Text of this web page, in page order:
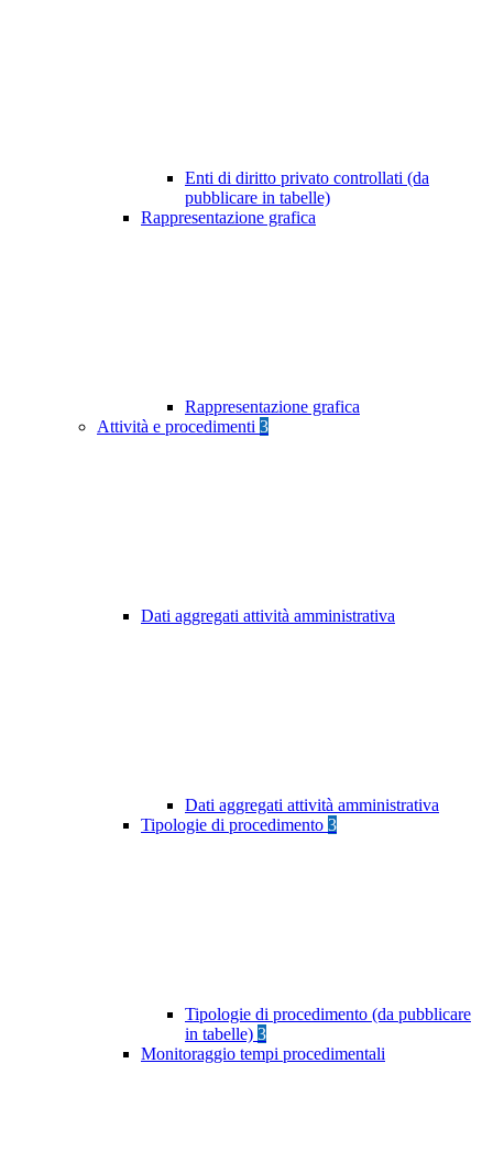
Enti di diritto privato controllati (da
pubblicare in tabelle)
Rappresentazione grafica
Rappresentazione grafica
Attività e procedimenti 3
Dati aggregati attività amministrativa
Dati aggregati attività amministrativa
Tipologie di procedimento 3
Tipologie di procedimento (da pubblicare
in tabelle) 3
Monitoraggio tempi procedimentali